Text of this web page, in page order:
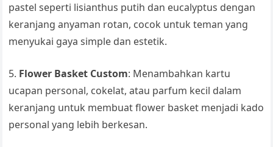
pastel seperti lisianthus putih dan eucalyptus dengan
keranjang anyaman rotan, cocok untuk teman yang
menyukai gaya simple dan estetik.
5. Flower Basket Custom: Menambahkan kartu
ucapan personal, cokelat, atau parfum kecil dalam
keranjang untuk membuat flower basket menjadi kado
personal yang lebih berkesan.